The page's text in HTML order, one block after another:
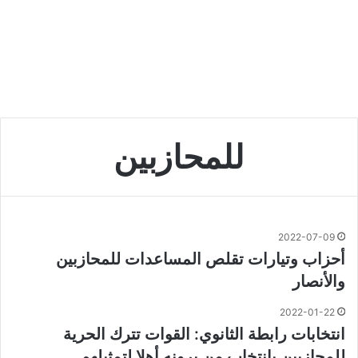
للمحازبين
2022-07-09
أحزاب وتيارات تقلص المساعدات للمحازبين
والأنصار
2022-01-22
انتخابات رابطة الثانوي: القوات تترك الحرية